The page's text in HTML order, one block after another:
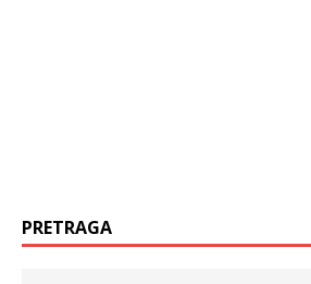
PRETRAGA